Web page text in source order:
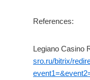
References:
Legiano Casino
sro.ru/bitrix/